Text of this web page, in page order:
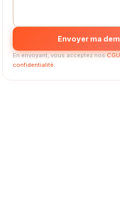
Envoyer ma
En envoyant, vous acceptez nosCGU
confidentialité.